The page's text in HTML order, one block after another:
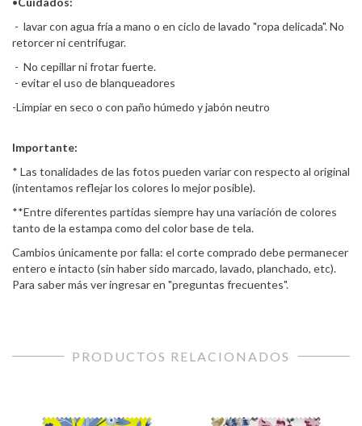
- lavar con agua fría a mano o en ciclo de lavado "ropa delicada". No
retorcer ni centrifugar.
- No cepillar ni frotar fuerte.
- evitar el uso de blanqueadores
-Limpiar en seco o con paño húmedo y jabón neutro
Importante:
* Las tonalidades de las fotos pueden variar con respecto al original
(intentamos reflejar los colores lo mejor posible).
**Entre diferentes partidas siempre hay una variación de colores
tanto de la estampa como del color base de tela.
Cambios únicamente por falla: el corte comprado debe permanecer
entero e intacto (sin haber sido marcado, lavado, planchado, etc).
Para saber más ver ingresar en "preguntas frecuentes".
PRODUCTOS RELACIONADOS